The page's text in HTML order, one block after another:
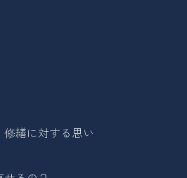
繕に対する思い